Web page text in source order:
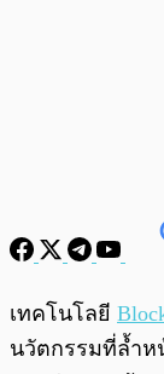
พร้อมเล่น
เทคโนโลยี
นวัตกรรมที่ล้ำห